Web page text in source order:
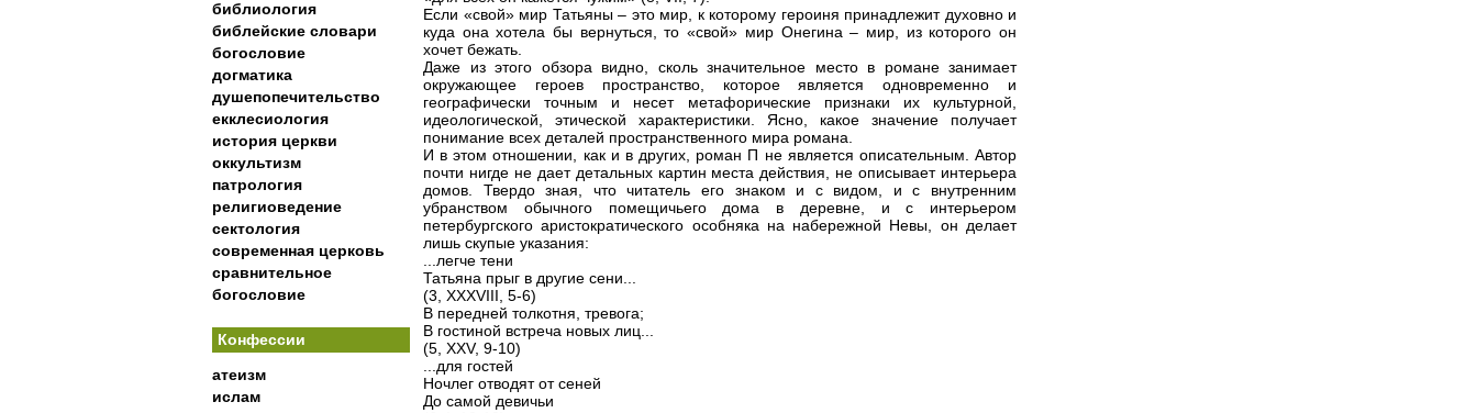
библиология
библейские словари
богословие
догматика
душепопечительство
екклесиология
история церкви
оккультизм
патрология
религиоведение
сектология
современная церковь
сравнительное
богословие
Конфессии
атеизм
ислам
Если «свой» мир Татьяны – это мир, к которому героиня принадлежит духовно и
куда она хотела бы вернуться, то «свой» мир Онегина – мир, из которого он
хочет бежать.
Даже из этого обзора видно, сколь значительное место в романе занимает
окружающее героев пространство, которое является одновременно и
географически точным и несет метафорические признаки их культурной,
идеологической, этической характеристики. Ясно, какое значение получает
понимание всех деталей пространственного мира романа.
И в этом отношении, как и в других, роман П не является описательным. Автор
почти нигде не дает детальных картин места действия, не описывает интерьера
домов. Твердо зная, что читатель его знаком и с видом, и с внутренним
убранством обычного помещичьего дома в деревне, и с интерьером
петербургского аристократического особняка на набережной Невы, он делает
лишь скупые указания:
...легче тени
Татьяна прыг в другие сени...
(3, XXXVIII, 5-6)
В передней толкотня, тревога;
В гостиной встреча новых лиц...
(5, XXV, 9-10)
...для гостей
Ночлег отводят от сеней
До самой девичьи